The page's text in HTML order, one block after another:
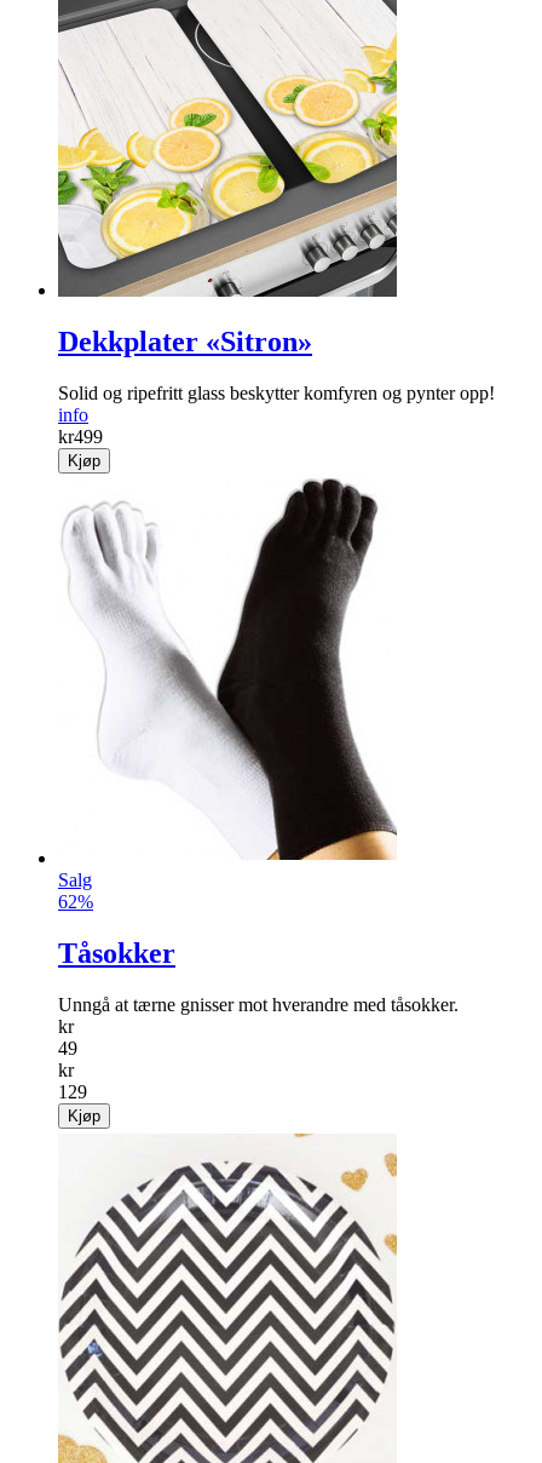
Dekkplater «Sitron»
Solid og ripefritt glass beskytter komfyren og pynter opp!
info
kr499
Kjøp
Salg
62%
Tåsokker
Unngå at tærne gnisser mot hverandre med tåsokker.
kr
49
kr
129
Kjøp